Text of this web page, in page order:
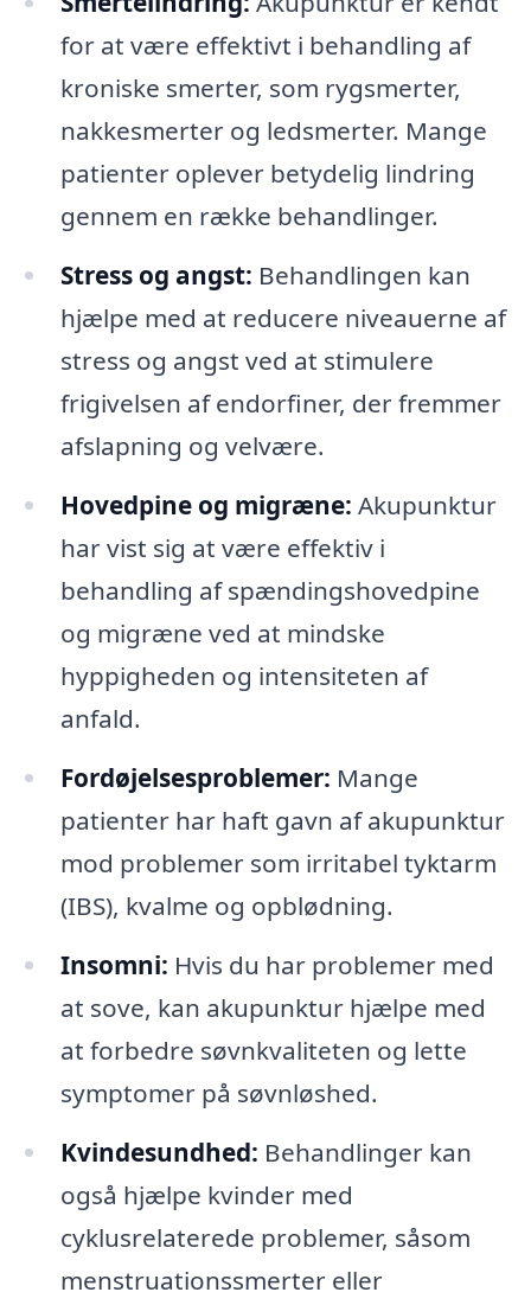
for at være effektivt i behandling af
kroniske smerter, som rygsmerter,
nakkesmerter og ledsmerter. Mange
patienter oplever betydelig lindring
gennem en række behandlinger.
Stress og angst: Behandlingen kan
hjælpe med at reducere niveauerne af
stress og angst ved at stimulere
frigivelsen af endorfiner, der fremmer
afslapning og velvære.
Hovedpine og migræne: Akupunktur
har vist sig at være effektiv i
behandling af spændingshovedpine
og migræne ved at mindske
hyppigheden og intensiteten af
anfald.
Fordøjelsesproblemer: Mange
patienter har haft gavn af akupunktur
mod problemer som irritabel tyktarm
(IBS), kvalme og opblødning.
Insomni: Hvis du har problemer med
at sove, kan akupunktur hjælpe med
at forbedre søvnkvaliteten og lette
symptomer på søvnløshed.
Kvindesundhed: Behandlinger kan
også hjælpe kvinder med
cyklusrelaterede problemer, såsom
menstruationssmerter eller